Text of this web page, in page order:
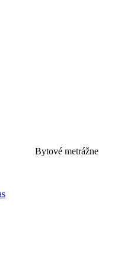
Bytové metrážne